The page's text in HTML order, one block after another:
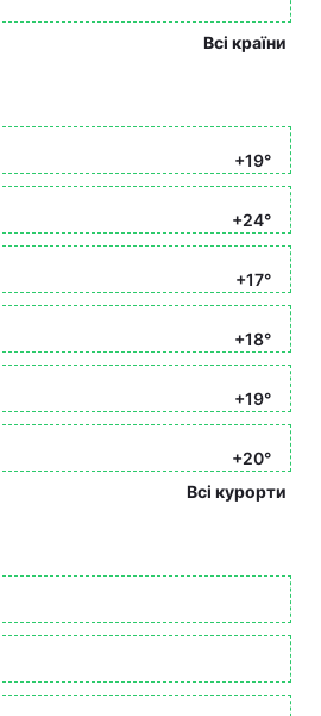
Всі країни
+19°
+24°
+17°
+18°
+19°
+20°
Всі курорти